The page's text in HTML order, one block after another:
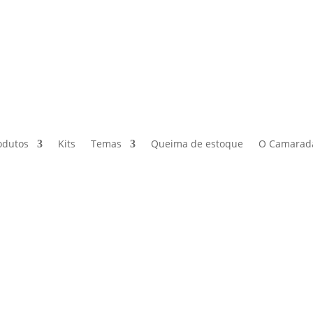
Kits Temas Queima de estoque O